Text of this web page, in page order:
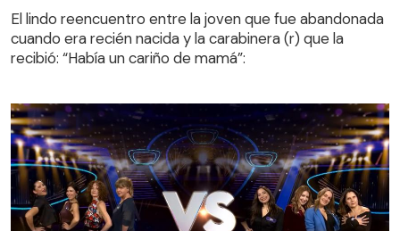
cuando era recién nacida y la carabinera (r) que la
recibió: “Había un cariño de mamá”:
El lindo reencuentro entre la joven que fue abandonada
cuando era recién nacida y la carabinera (r) que la
recibió: “Había un cariño de mamá”: